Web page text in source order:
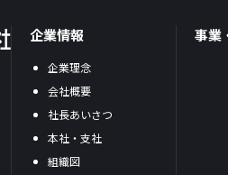
企業情報
企業理念
会社概要
社長あいさつ
本社・支社
組織図
事業